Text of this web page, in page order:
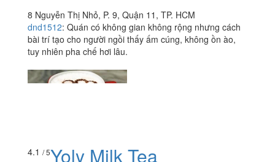
8 Nguyễn Thị Nhỏ, P. 9, Quận 11, TP. HCM
dnd1512: Quán có không gian không rộng nhưng cách
bài trí tạo cho người ngồi thấy ấm cúng, không ồn ào,
tuy nhiên pha chế hơi lâu.
4.1 / 5Yoly Milk Tea